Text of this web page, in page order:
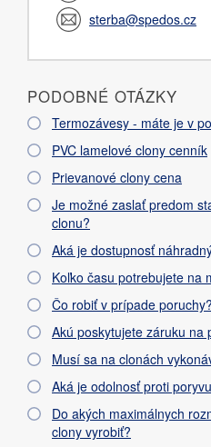
sterba@spedos.cz
PODOBNÉ OTÁZKY
Termozávesy - máte je v
PVC lamelové clony cenník
Prievanové clony cena
Je možné zaslať predom
clonu?
Aká je dostupnosť
Koľko času potrebujete na
Čo robiť v prípade poruchy?
Akú poskytujete záruku na
Musí sa na clonách
Aká je odolnosť proti
Do akých maximálnych
clony vyrobiť?